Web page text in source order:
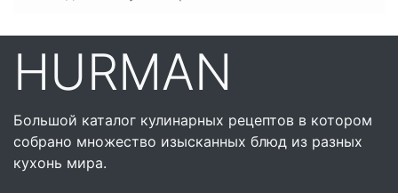
HURMAN
Большой каталог кулинарных рецептов в котором
собрано множество изысканных блюд из разных
кухонь мира.